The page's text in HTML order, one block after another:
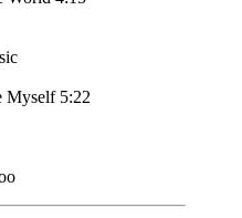
Myself 5:22